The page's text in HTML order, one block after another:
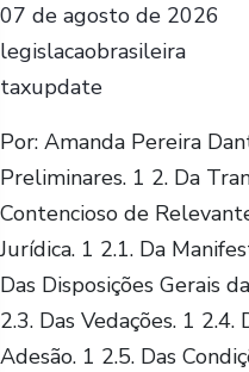
07 de agosto de 2026
legislacaobrasileira
taxupdate
Por: Amanda Pereira
Preliminares. 1 2. Da
Contencioso de
Jurídica. 1 2.1. Da
Das Disposições Gerais
2.3. Das Vedações. 1
Adesão. 1 2.5. Das